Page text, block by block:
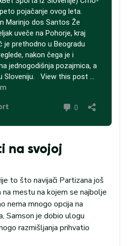
na svojoj
to što navijači Partizana još
na mestu na kojem se najbolje
nema mnogo opcija na
Samson je dobio ulogu
razmišljanja prihvatio